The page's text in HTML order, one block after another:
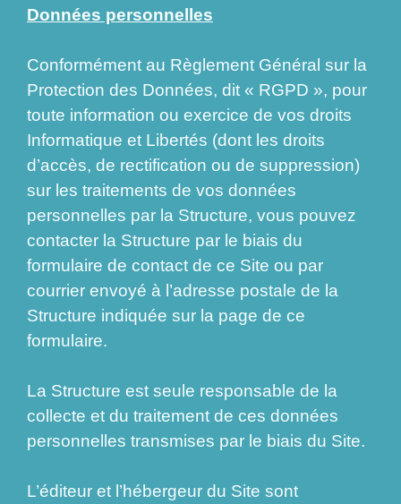
Données personnelles
Conformément au Règlement Général sur la
Protection des Données, dit « RGPD », pour
toute information ou exercice de vos droits
Informatique et Libertés (dont les droits
d’accès, de rectification ou de suppression)
sur les traitements de vos données
personnelles par la Structure, vous pouvez
contacter la Structure par le biais du
formulaire de contact de ce Site ou par
courrier envoyé à l’adresse postale de la
Structure indiquée sur la page de ce
formulaire.
La Structure est seule responsable de la
collecte et du traitement de ces données
personnelles transmises par le biais du Site.
L’éditeur et l’hébergeur du Site sont